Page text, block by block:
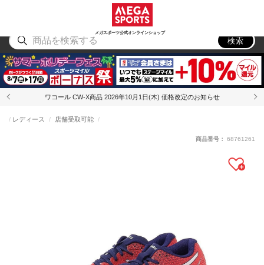
メガスポーツ公式オンラインショップ
アウトドア
検索
ワコール CW-X商品 2026年10月1日(木) 価格改定のお知らせ
レディース 店舗受取可能
商品番号： 68761261